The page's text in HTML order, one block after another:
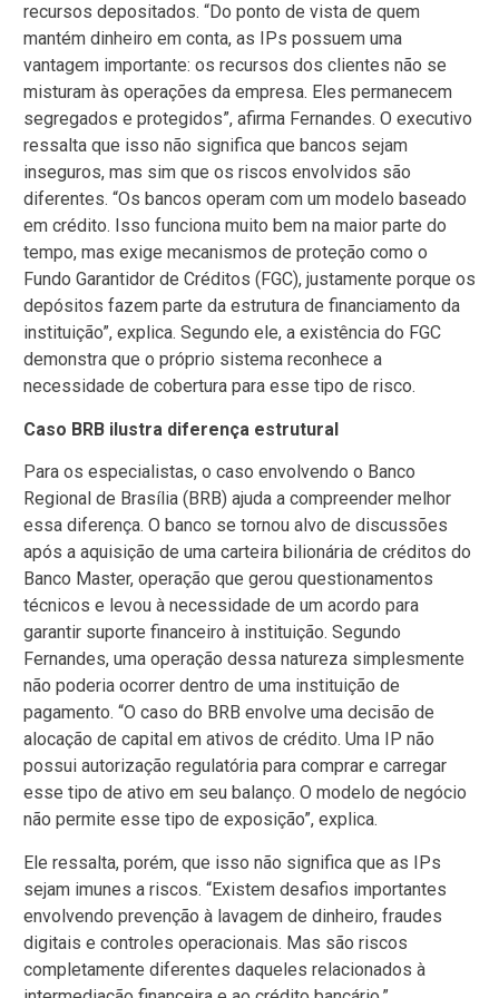
recursos depositados. “Do ponto de vista de quem
mantém dinheiro em conta, as IPs possuem uma
vantagem importante: os recursos dos clientes não se
misturam às operações da empresa. Eles permanecem
segregados e protegidos”, afirma Fernandes. O executivo
ressalta que isso não significa que bancos sejam
inseguros, mas sim que os riscos envolvidos são
diferentes. “Os bancos operam com um modelo baseado
em crédito. Isso funciona muito bem na maior parte do
tempo, mas exige mecanismos de proteção como o
Fundo Garantidor de Créditos (FGC), justamente porque os
depósitos fazem parte da estrutura de financiamento da
instituição”, explica. Segundo ele, a existência do FGC
demonstra que o próprio sistema reconhece a
necessidade de cobertura para esse tipo de risco.
Caso BRB ilustra diferença estrutural
Para os especialistas, o caso envolvendo o Banco
Regional de Brasília (BRB) ajuda a compreender melhor
essa diferença. O banco se tornou alvo de discussões
após a aquisição de uma carteira bilionária de créditos do
Banco Master, operação que gerou questionamentos
técnicos e levou à necessidade de um acordo para
garantir suporte financeiro à instituição. Segundo
Fernandes, uma operação dessa natureza simplesmente
não poderia ocorrer dentro de uma instituição de
pagamento. “O caso do BRB envolve uma decisão de
alocação de capital em ativos de crédito. Uma IP não
possui autorização regulatória para comprar e carregar
esse tipo de ativo em seu balanço. O modelo de negócio
não permite esse tipo de exposição”, explica.
Ele ressalta, porém, que isso não significa que as IPs
sejam imunes a riscos. “Existem desafios importantes
envolvendo prevenção à lavagem de dinheiro, fraudes
digitais e controles operacionais. Mas são riscos
completamente diferentes daqueles relacionados à